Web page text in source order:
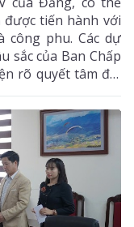
được tiến hành với
phu. Các dự
sắc của Ban Chấp
rõ quyết tâm đổi
nước bước sang
nhìn dài hạn đến
quát toàn diện
hơn bản chất ưu
xã hội ở Việt
bất cập cần tiếp
và bền vững hơn
của thế giới.